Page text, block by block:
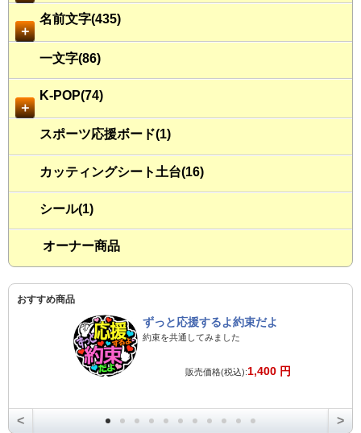
＋
名前文字(435)
一文字(86)
＋
K-POP(74)
スポーツ応援ボード(1)
カッティングシート土台(16)
シール(1)
オーナー商品
おすすめ商品
ずっと応援するよ約束だよ
約束を共通してみました
販売価格(税込):1,400 円
< >